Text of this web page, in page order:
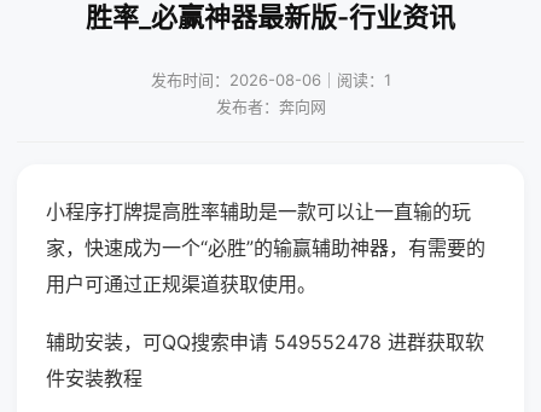
胜率_必赢神器最新版-行业资讯
发布时间：2026-08-06｜阅读：1
发布者：奔向网
小程序打牌提高胜率辅助是一款可以让一直输的玩
家，快速成为一个“必胜”的输赢辅助神器，有需要的
用户可通过正规渠道获取使用。
辅助安装，可QQ搜索申请 549552478 进群获取软
件安装教程